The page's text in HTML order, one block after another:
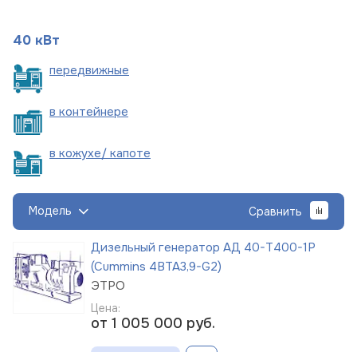
40 кВт
передвижные
в контейнере
в кожухе/ капоте
Модель Сравнить
Дизельный генератор АД 40-Т400-1Р
(Cummins 4BTA3,9-G2)
ЭТРО
Цена:
от 1 005 000 руб.